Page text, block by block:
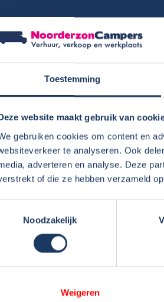
Toestemming
Deze website maakt gebruik van
gebruiken cookies om content en
te analyseren. Ook
adverteren en analyse. Deze
of die ze hebben verzameld
Noodzakelijk
Weigeren
is echt even wennen in deze
12 jaar oud. Dat is soms te
niet geheel schoon opgeleverd
te huren, was omdat hij in